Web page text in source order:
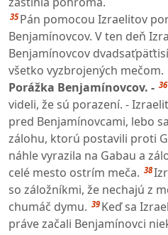
35 Pán pomocou Izraelitov
Benjamínovcov. V ten deň
Benjamínovcov
všetko vyzbrojených mečom.
Porážka Benjamínovcov. - 36
videli, že sú porazení. -
pred Benjamínovcami, lebo
zálohu, ktorú postavili proti
náhle vyrazila na Gabau a
celé mesto ostrím meča. 38
so záložníkmi, že nechajú z
chumáč dymu. 39 Keď sa
práve začali Benjamínovci